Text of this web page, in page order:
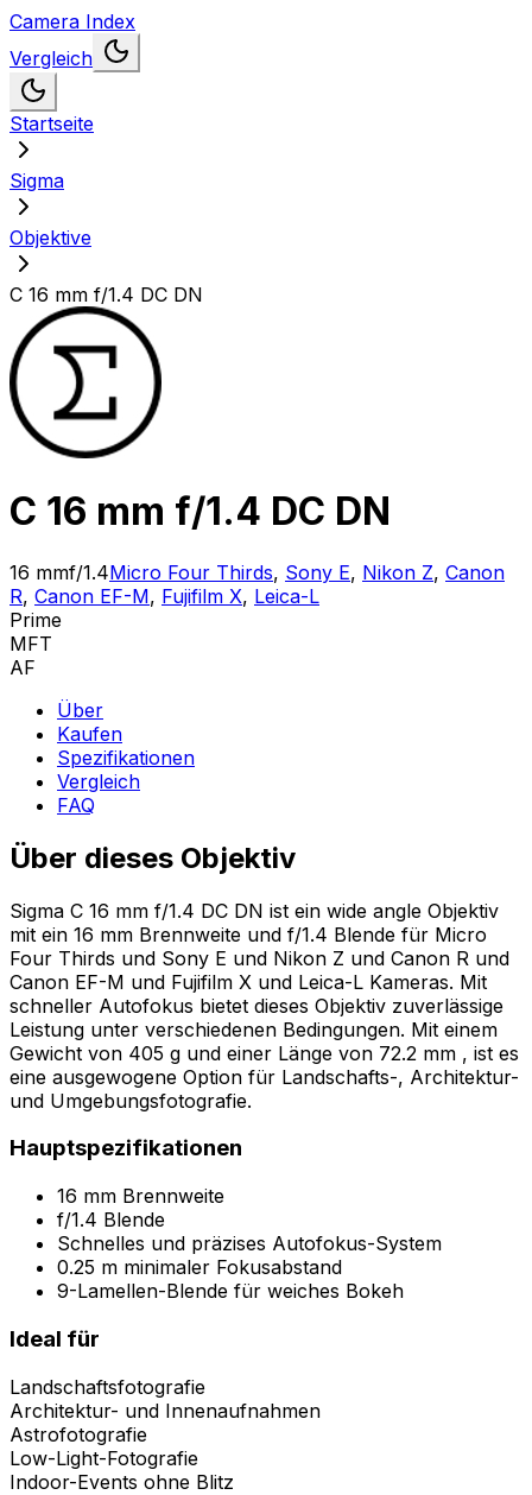
Camera Index
Vergleich
Startseite
Sigma
Objektive
C 16 mm f/1.4 DC DN
C 16 mm f/1.4 DC DN
16 mmf/1.4Micro Four Thirds, Sony E, Nikon Z, Canon
R, Canon EF-M, Fujifilm X, Leica-L
Prime
MFT
AF
Über
Kaufen
Spezifikationen
Vergleich
FAQ
Über dieses Objektiv
Sigma C 16 mm f/1.4 DC DN ist ein wide angle Objektiv
mit ein 16 mm Brennweite und f/1.4 Blende für Micro
Four Thirds und Sony E und Nikon Z und Canon R und
Canon EF-M und Fujifilm X und Leica-L Kameras. Mit
schneller Autofokus bietet dieses Objektiv zuverlässige
Leistung unter verschiedenen Bedingungen. Mit einem
Gewicht von 405 g und einer Länge von 72.2 mm , ist es
eine ausgewogene Option für Landschafts-, Architektur-
und Umgebungsfotografie.
Hauptspezifikationen
16 mm Brennweite
f/1.4 Blende
Schnelles und präzises Autofokus-System
0.25 m minimaler Fokusabstand
9-Lamellen-Blende für weiches Bokeh
Ideal für
Landschaftsfotografie
Architektur- und Innenaufnahmen
Astrofotografie
Low-Light-Fotografie
Indoor-Events ohne Blitz